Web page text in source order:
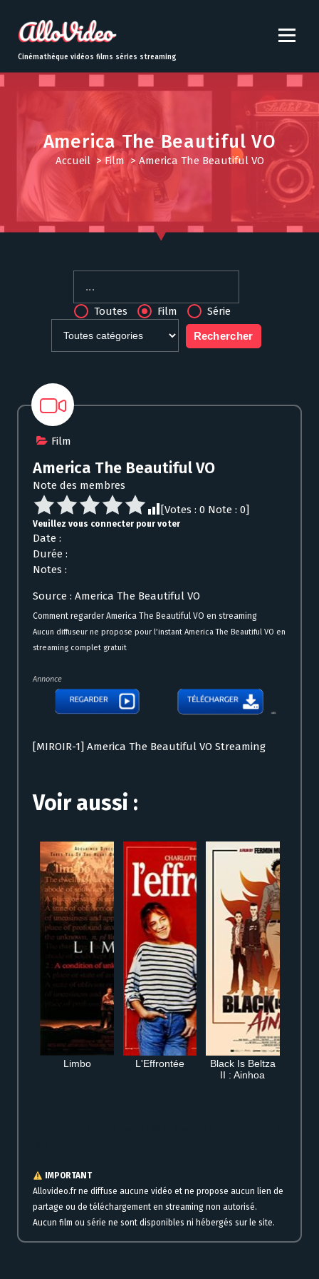
t
o
Cinémathèque vidéos films séries streaming
America The Beautiful VO
Accueil>Film > America The Beautiful VO
Toutes Film Série
Film
America The Beautiful VO
Note des membres
[Votes : 0 Note : 0]
Veuillez vous connecter pour voter
Date :
Durée :
Notes :
Source : America The Beautiful VO
Comment regarder America The Beautiful VO en streaming
Aucun diffuseur ne propose pour l’instant America The Beautiful VO en
streaming complet gratuit
Annonce
[MIROIR-1] America The Beautiful VO Streaming
Voir aussi :
Limbo L'Effrontée
Black Is Beltza
II : Ainhoa
IMPORTANT
Allovideo.fr ne diffuse aucune vidéo et ne propose aucun lien de
partage ou de téléchargement en streaming non autorisé.
Aucun film ou série ne sont disponibles ni hébergés sur le site.